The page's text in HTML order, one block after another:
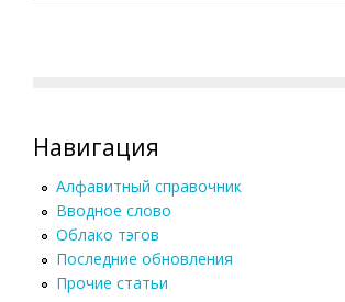
Навигация
Алфавитный справочник
Вводное слово
Облако тэгов
Последние обновления
Прочие статьи